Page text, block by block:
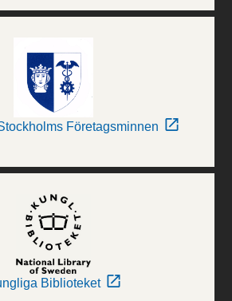
Företagsminnen
Biblioteket